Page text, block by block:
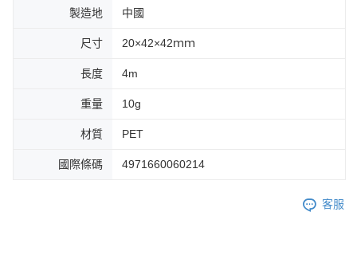
製造地 中國
尺寸 20×42×42ｍｍ
長度 4m
重量 10g
材質 PET
國際條碼 4971660060214
客服